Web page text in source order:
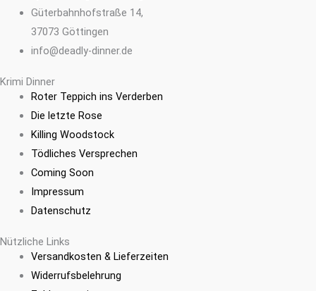
Güterbahnhofstraße 14,
37073 Göttingen
info@deadly-dinner.de
Krimi Dinner
Roter Teppich ins Verderben
Die letzte Rose
Killing Woodstock
Tödliches Versprechen
Coming Soon
Impressum
Datenschutz
Nützliche Links
Versandkosten & Lieferzeiten
Widerrufsbelehrung